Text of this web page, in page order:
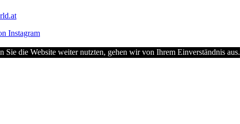
Sie die Website weiter nutzten, gehen wir von Ihrem Einverständnis aus.